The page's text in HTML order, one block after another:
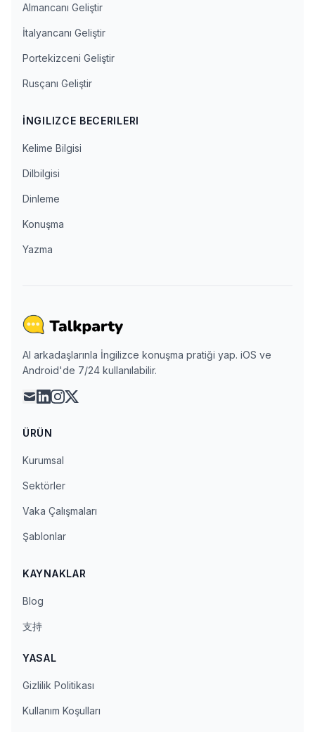
Almancanı Geliştir
İtalyancanı Geliştir
Portekizceni Geliştir
Rusçanı Geliştir
İNGILIZCE BECERILERI
Kelime Bilgisi
Dilbilgisi
Dinleme
Konuşma
Yazma
AI arkadaşlarınla İngilizce konuşma pratiği yap. iOS ve
Android'de 7/24 kullanılabilir.
maillinkedin
instagram
x
ÜRÜN
Kurumsal
Sektörler
Vaka Çalışmaları
Şablonlar
KAYNAKLAR
Blog
支持
YASAL
Gizlilik Politikası
Kullanım Koşulları